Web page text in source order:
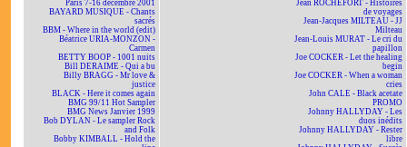
Paris 7-16 décembre 2001
BAYARD MUSIQUE - Chants
sacrés
BBM - Where in the world (edit)
Béatrice URIA-MONZON -
Carmen
BETTY BOOP - 1001 nuits
Bill DERAIME - Qui a bu
Billy BRAGG - Mr love &
justice
BLACK - Here it comes again
BMG 99/11 Hot Sampler
BMG News Janvier 1999
Bob DYLAN - Le sampler Rock
and Folk
Bobby KIMBALL - Hold the
Jean ROCHEFORT - Histoires
de voyages
Jean-Jacques MILTEAU - JJ
Milteau
Jean-Louis MURAT - Le cri du
papillon
Joe COCKER - Let the healing
begin
Joe COCKER - When a woman
cries
John CALE - Black acetate
PROMO
Johnny HALLYDAY - Les
duos inédits
Johnny HALLYDAY - Rester
libre